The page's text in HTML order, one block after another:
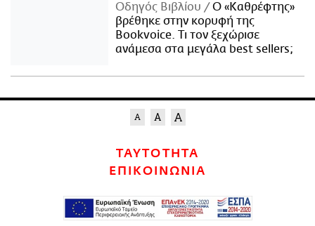
Οδηγός Βιβλίου
Ο «Καθρέφτης»
βρέθηκε στην κορυφή της
Bookvoice. Τι τον ξεχώρισε
ανάμεσα στα μεγάλα best sellers;
ΤΑΥΤΟΤΗΤΑ
ΕΠΙΚΟΙΝΩΝΙΑ